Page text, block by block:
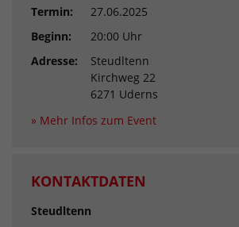
Termin:
27.06.2025
Beginn:
20:00 Uhr
Adresse:
Steudltenn
Kirchweg 22
6271 Uderns
» Mehr Infos zum Event
KONTAKTDATEN
Steudltenn